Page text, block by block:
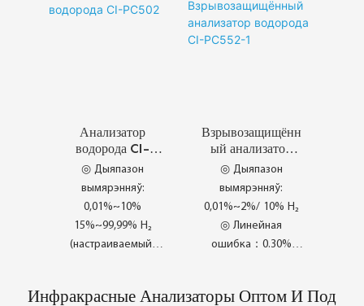
◎ Повторяемость:
ошибка：0.30%
◎ Повторяемость：
0.20%
Анализатор
водорода CI-
PC502
◎ Дыяпазон
вымярэнняў:
0,01%~10%
15%~99,99% H₂
(настраиваемый)
◎ Повторяемость：
Взрывозащищённ
ый анализатор
водорода CI-
PC552-1
◎ Дыяпазон
вымярэнняў:
0,01%~2%/ 10% H₂
◎ Линейная
ошибка：0.30%
Инфракрасные Анализаторы Оптом И Под